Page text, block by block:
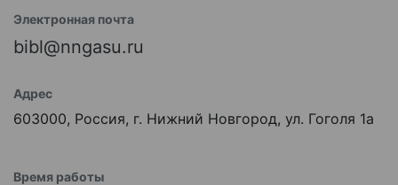
Электронная почта
bibl@nngasu.ru
Адрес
603000, Россия, г. Нижний Новгород, ул. Гоголя 1а
Время работы